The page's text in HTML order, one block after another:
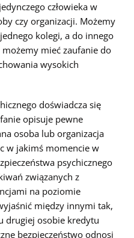
człowieka w
czy organizacji. Możemy
kolegi, a do innego
mieć zaufanie do
wysokich
doświadcza się
opisuje pewne
osoba lub organizacja
w jakimś momencie w
psychicznego
związanych z
na poziomie
między innymi tak,
drugiej osobie kredytu
bezpieczeństwo odnosi